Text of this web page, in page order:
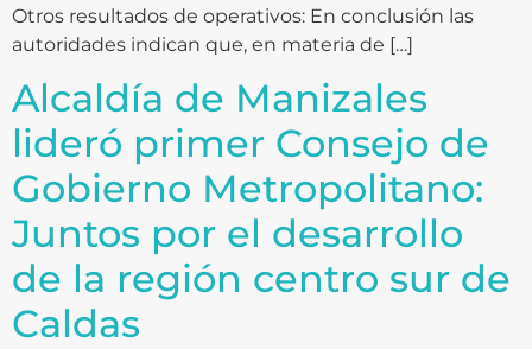
Otros resultados de operativos: En conclusión las
autoridades indican que, en materia de […]
Alcaldía de Manizales
lideró primer Consejo de
Gobierno Metropolitano:
Juntos por el desarrollo
de la región centro sur de
Caldas